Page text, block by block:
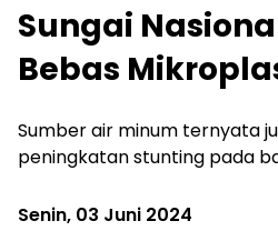
Sungai
Bebas
Sumber air minum ternyata
peningkatan stunting pada
Senin, 03 Juni 2024